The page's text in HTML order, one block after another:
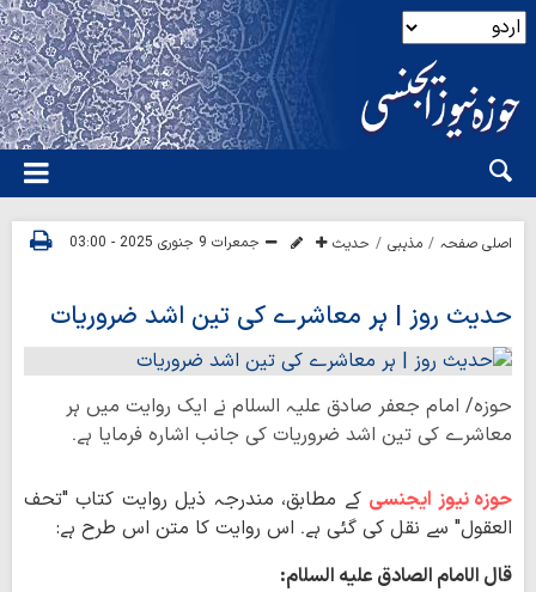
اصلی صفحہ مذہبی حدیث جمعرات 9 جنوری 2025 - 03:00
حدیث روز | ہر معاشرے کی تین اشد ضروریات
حوزہ/ امام جعفر صادق علیہ السلام نے ایک روایت میں ہر
معاشرے کی تین اشد ضروریات کی جانب اشارہ فرمایا ہے۔
حوزہ نیوز ایجنسی کے مطابق، مندرجہ ذیل روایت کتاب "تحف
العقول" سے نقل کی گئی ہے۔ اس روایت کا متن اس طرح ہے:
قال الامام الصادق علیه السلام: